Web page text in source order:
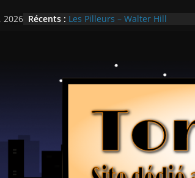
2026 Récents : Les Pilleurs – Walter Hill
Ça chauffe au lycée